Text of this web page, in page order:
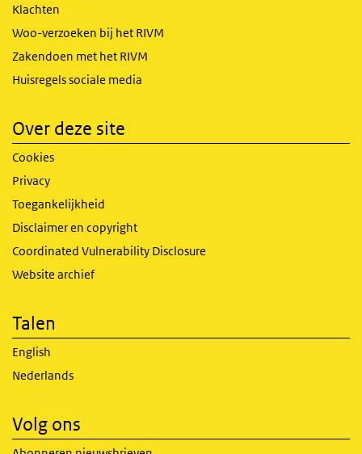
Klachten
Woo-verzoeken bij het RIVM
Zakendoen met het RIVM
Huisregels sociale media
Over deze site
Cookies
Privacy
Toegankelijkheid
Disclaimer en copyright
Coordinated Vulnerability Disclosure
Website archief
Talen
English
Nederlands
Volg ons